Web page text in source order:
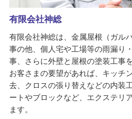
有限会社神総
有限会社神総は、金属屋根（ガル
事の他、個人宅や工場等の雨漏り
事、さらに外壁と屋根の塗装工事
お客さまの要望があれば、キッチ
去、クロスの張り替えなどの内装
ートやブロックなど、エクステリ
ます。